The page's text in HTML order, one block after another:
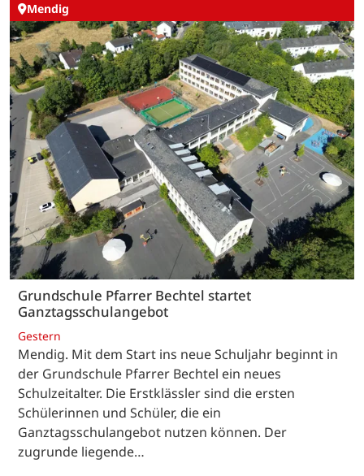
Mendig
Grundschule Pfarrer Bechtel startet
Ganztagsschulangebot
Gestern
Mendig. Mit dem Start ins neue Schuljahr beginnt in
der Grundschule Pfarrer Bechtel ein neues
Schulzeitalter. Die Erstklässler sind die ersten
Schülerinnen und Schüler, die ein
Ganztagsschulangebot nutzen können. Der
zugrunde liegende…